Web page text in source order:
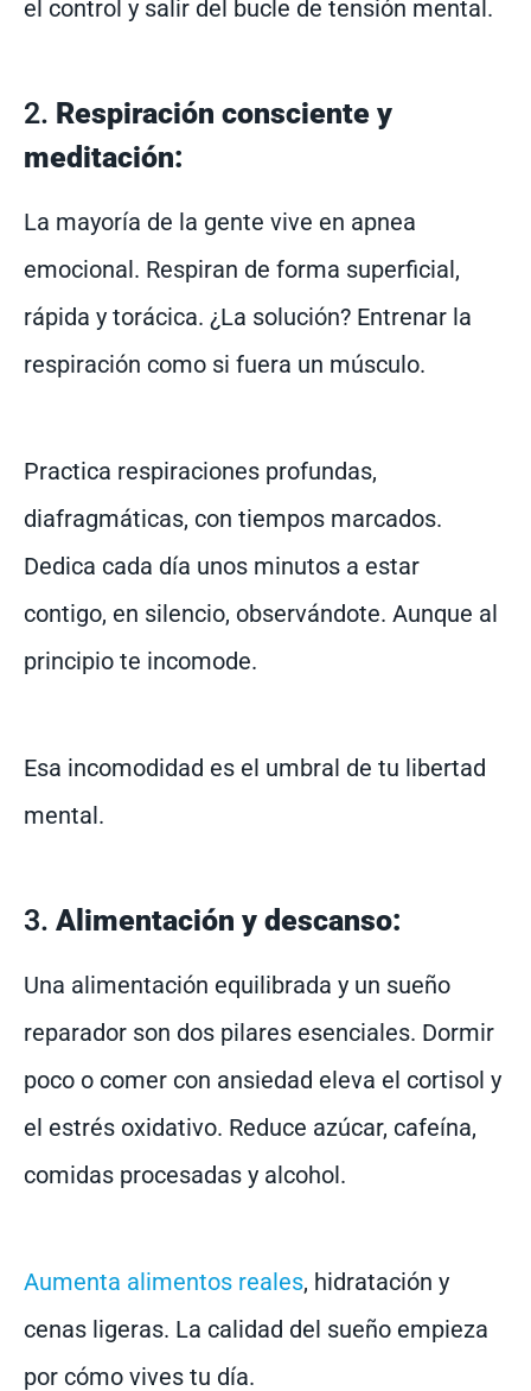
el control y salir del bucle de tensión mental.
2. Respiración consciente y
meditación:
La mayoría de la gente vive en apnea
emocional. Respiran de forma superficial,
rápida y torácica. ¿La solución? Entrenar la
respiración como si fuera un músculo.
Practica respiraciones profundas,
diafragmáticas, con tiempos marcados.
Dedica cada día unos minutos a estar
contigo, en silencio, observándote. Aunque al
principio te incomode.
Esa incomodidad es el umbral de tu libertad
mental.
3. Alimentación y descanso:
Una alimentación equilibrada y un sueño
reparador son dos pilares esenciales. Dormir
poco o comer con ansiedad eleva el cortisol y
el estrés oxidativo. Reduce azúcar, cafeína,
comidas procesadas y alcohol.
Aumenta alimentos reales, hidratación y
cenas ligeras. La calidad del sueño empieza
por cómo vives tu día.